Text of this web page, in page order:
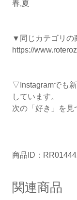
春,夏
▼同じカテゴリの
https://
▽Instagramでも
しています。
次の「好き」を見
商品ID：
関連商品